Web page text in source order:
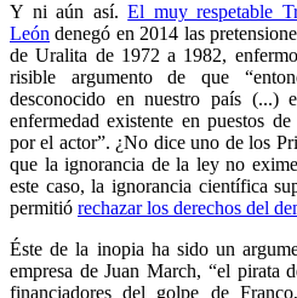
Y ni aún así.El muy respetable
León denegó en 2014 las
de Uralita de 1972 a 1982,
risible argumento de que
desconocido en nuestro país (...)
enfermedad existente en puestos
por el actor”. ¿No dice uno de los
que la ignorancia de la ley no
este caso, la ignorancia científica
permitió rechazar los derechos del
Éste de la inopia ha sido un
empresa de Juan March, “el pirata
financiadores del golpe de